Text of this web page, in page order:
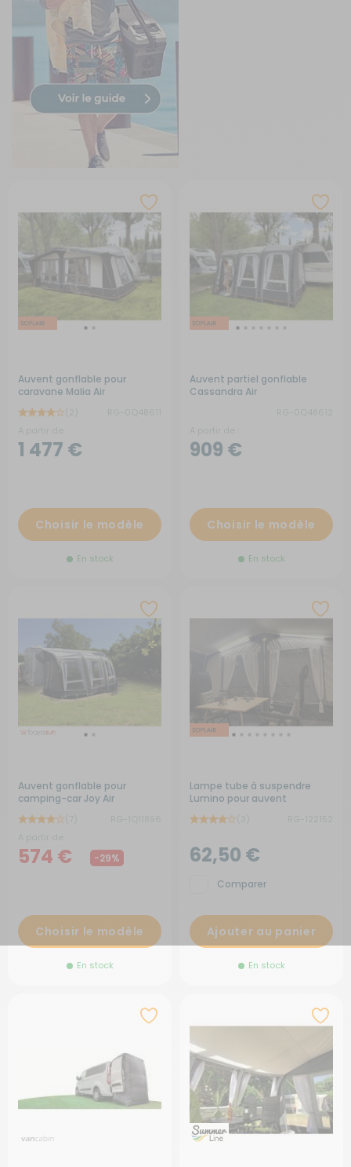
Auvent gonflable pour
caravane Malia Air
1 477 €
Choisir le modèle
En stock
Auvent partiel gonflable
Cassandra Air
909 €
Choisir le modèle
En stock
Auvent gonflable pour
camping-car Joy Air
574 € -29%
Choisir le modèle
En stock
Lampe tube à suspendre
Lumino pour auvent
62,50 €
Comparer
Ajouter au panier
En stock